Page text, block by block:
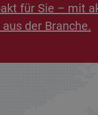
für Sie – mit
der Branche.